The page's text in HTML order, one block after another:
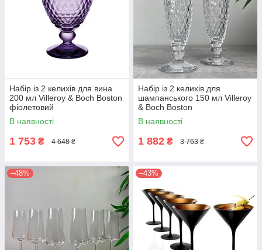
Набір із 2 келихів для вина
200 мл Villeroy & Boch Boston
фіолетовий
В наявності
1 753 ₴ 4 648 ₴
Набір із 2 келихів для
шампанського 150 мл Villeroy
& Boch Boston
В наявності
1 882 ₴ 3 763 ₴
–48% –43%